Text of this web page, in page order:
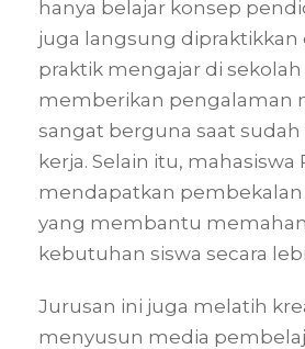
hanya belajar konsep
juga langsung
praktik mengajar di sekolah
memberikan pengalaman
sangat berguna saat
kerja. Selain itu, mahasiswa
mendapatkan
yang membantu
kebutuhan siswa secara
Jurusan ini juga melatih
menyusun media